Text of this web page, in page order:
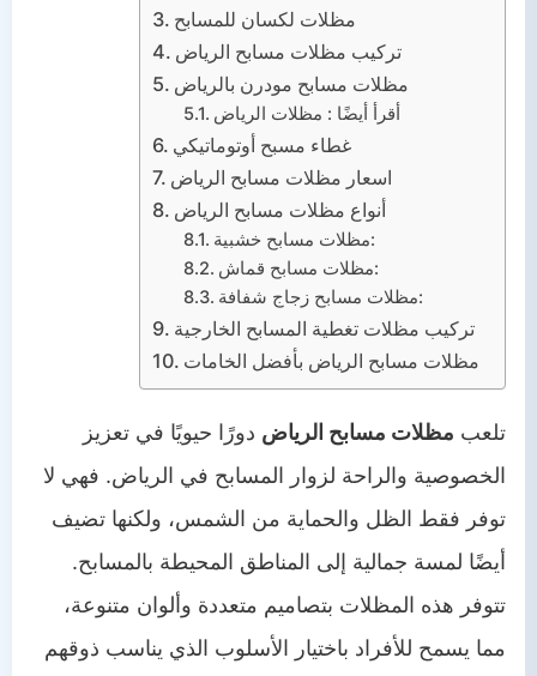
مظلات لكسان للمسابح
تركيب مظلات مسابح الرياض
مظلات مسابح مودرن بالرياض
أقرأ أيضًا : مظلات الرياض
غطاء مسبح أوتوماتيكي
اسعار مظلات مسابح الرياض
أنواع مظلات مسابح الرياض
مظلات مسابح خشبية:
مظلات مسابح قماش:
مظلات مسابح زجاج شفافة:
تركيب مظلات تغطية المسابح الخارجية
مظلات مسابح الرياض بأفضل الخامات
تلعب مظلات مسابح الرياض دورًا حيويًا في تعزيز
الخصوصية والراحة لزوار المسابح في الرياض. فهي لا
توفر فقط الظل والحماية من الشمس، ولكنها تضيف
أيضًا لمسة جمالية إلى المناطق المحيطة بالمسابح.
تتوفر هذه المظلات بتصاميم متعددة وألوان متنوعة،
مما يسمح للأفراد باختيار الأسلوب الذي يناسب ذوقهم